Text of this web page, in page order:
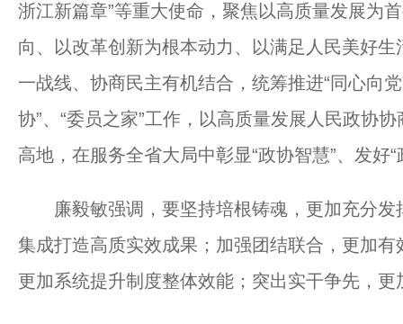
浙江新篇章”等重大使命，聚焦以高质量发展为
向、以改革创新为根本动力、以满足人民美好
一战线、协商民主有机结合，统筹推进“同心向党
协”、“委员之家”工作，以高质量发展人民政协
高地，在服务全省大局中彰显“政协智慧”、发好
廉毅敏强调，要坚持培根铸魂，更加充分发
集成打造高质实效成果；加强团结联合，更加
更加系统提升制度整体效能；突出实干争先，